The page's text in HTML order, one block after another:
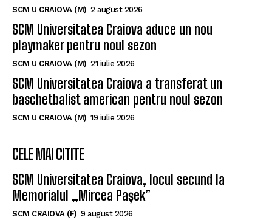
SCM U CRAIOVA (M) 2 august 2026
SCM Universitatea Craiova aduce un nou
playmaker pentru noul sezon
SCM U CRAIOVA (M) 21 iulie 2026
SCM Universitatea Craiova a transferat un
baschetbalist american pentru noul sezon
SCM U CRAIOVA (M) 19 iulie 2026
CELE MAI CITITE
SCM Universitatea Craiova, locul secund la
Memorialul „Mircea Pașek”
SCM CRAIOVA (F) 9 august 2026